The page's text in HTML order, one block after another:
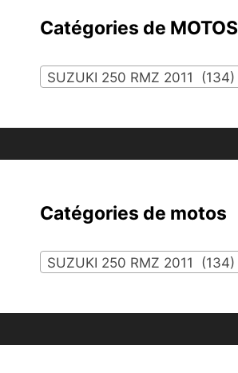
Catégories de MOTOS
SUZUKI 250 RMZ 2011 (134)
Catégories de motos
SUZUKI 250 RMZ 2011 (134)